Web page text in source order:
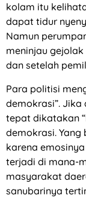
kolam itu
dapat tidur
Namun
meninjau
dan setelah
Para politisi
demokrasi”.
tepat dikatakan
demokrasi.
karena
terjadi di mana-
masyarakat
sanubarinya